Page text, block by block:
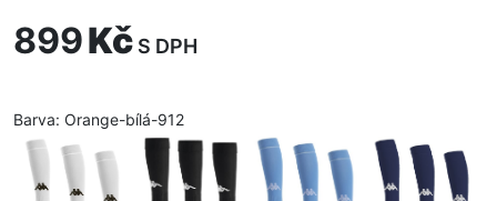
899Kč S DPH
Barva: Orange-bílá-912